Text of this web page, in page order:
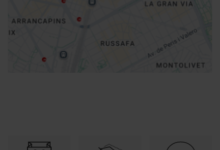
Routebeschrijving